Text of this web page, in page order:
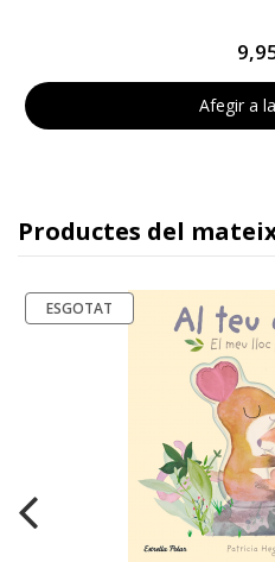
Afegir a
Productes del
ESGOTAT